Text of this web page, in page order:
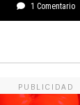
1 Comentario
PUBLICIDAD